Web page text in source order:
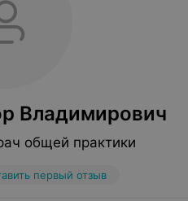
Владимирович
общей практики
первый отзыв